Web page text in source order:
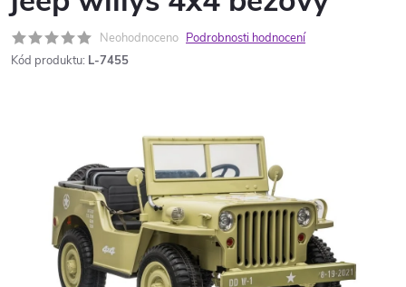
Neohodnoceno Podrobnosti hodnocení
Kód produktu: L-7455